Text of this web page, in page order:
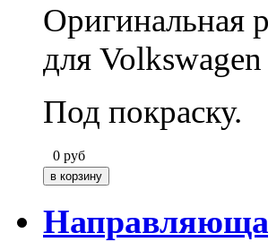
Оригинальная
для
Под покраску.
0 руб